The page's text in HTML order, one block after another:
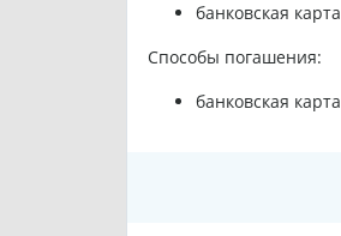
банковская карта
Способы погашения:
банковская карта